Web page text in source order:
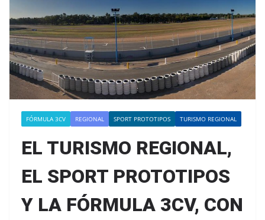
FÓRMULA 3CV REGIONAL SPORT PROTOTIPOS TURISMO REGIONAL
EL TURISMO REGIONAL,
EL SPORT PROTOTIPOS
Y LA FÓRMULA 3CV, CON